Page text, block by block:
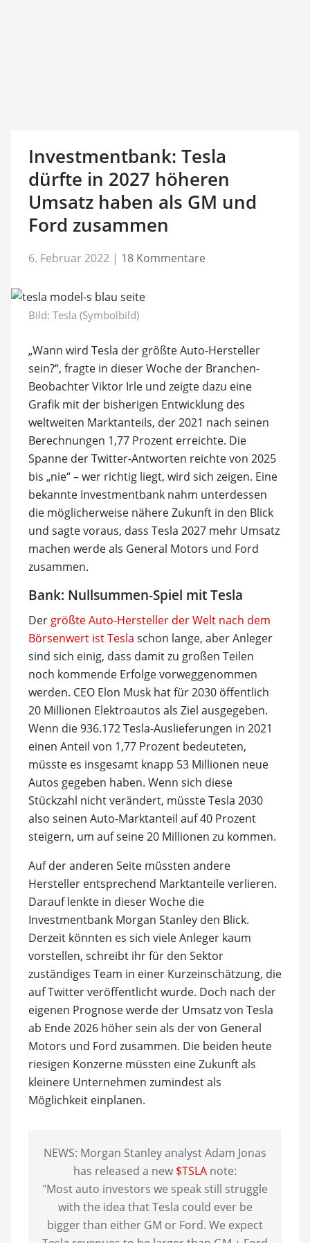
Investmentbank: Tesla
dürfte in 2027 höheren
Umsatz haben als GM und
Ford zusammen
6. Februar 2022 | 18 Kommentare
Bild: Tesla (Symbolbild)
„Wann wird Tesla der größte Auto-Hersteller
sein?“, fragte in dieser Woche der Branchen-
Beobachter Viktor Irle und zeigte dazu eine
Grafik mit der bisherigen Entwicklung des
weltweiten Marktanteils, der 2021 nach seinen
Berechnungen 1,77 Prozent erreichte. Die
Spanne der Twitter-Antworten reichte von 2025
bis „nie“ – wer richtig liegt, wird sich zeigen. Eine
bekannte Investmentbank nahm unterdessen
die möglicherweise nähere Zukunft in den Blick
und sagte voraus, dass Tesla 2027 mehr Umsatz
machen werde als General Motors und Ford
zusammen.
Bank: Nullsummen-Spiel mit Tesla
Der größte Auto-Hersteller der Welt nach dem
Börsenwert ist Tesla schon lange, aber Anleger
sind sich einig, dass damit zu großen Teilen
noch kommende Erfolge vorweggenommen
werden. CEO Elon Musk hat für 2030 öffentlich
20 Millionen Elektroautos als Ziel ausgegeben.
Wenn die 936.172 Tesla-Auslieferungen in 2021
einen Anteil von 1,77 Prozent bedeuteten,
müsste es insgesamt knapp 53 Millionen neue
Autos gegeben haben. Wenn sich diese
Stückzahl nicht verändert, müsste Tesla 2030
also seinen Auto-Marktanteil auf 40 Prozent
steigern, um auf seine 20 Millionen zu kommen.
Auf der anderen Seite müssten andere
Hersteller entsprechend Marktanteile verlieren.
Darauf lenkte in dieser Woche die
Investmentbank Morgan Stanley den Blick.
Derzeit könnten es sich viele Anleger kaum
vorstellen, schreibt ihr für den Sektor
zuständiges Team in einer Kurzeinschätzung, die
auf Twitter veröffentlicht wurde. Doch nach der
eigenen Prognose werde der Umsatz von Tesla
ab Ende 2026 höher sein als der von General
Motors und Ford zusammen. Die beiden heute
riesigen Konzerne müssten eine Zukunft als
kleinere Unternehmen zumindest als
Möglichkeit einplanen.
NEWS: Morgan Stanley analyst Adam Jonas
has released a new $TSLA note:
"Most auto investors we speak still struggle
with the idea that Tesla could ever be
bigger than either GM or Ford. We expect